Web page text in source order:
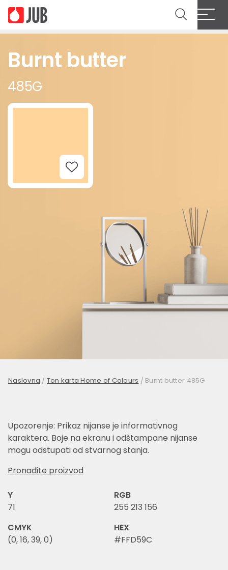
Burnt butter
485G
Add to Wishlist
Naslovna / Ton karta Home of Colours / Burnt butter 485G
Upozorenje: Prikaz nijanse je informativnog
karaktera. Boje na ekranu i odštampane nijanse
mogu odstupati od stvarnog stanja.
Pronađite proizvod
Y
71
RGB
255 213 156
CMYK
(0, 16, 39, 0)
HEX
#FFD59C